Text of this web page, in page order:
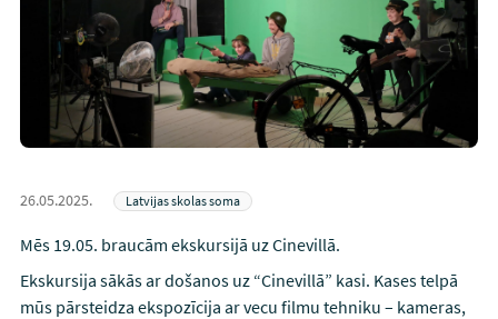
26.05.2025. Latvijas skolas soma
Mēs 19.05. braucām ekskursijā uz Cinevillā.
Ekskursija sākās ar došanos uz “Cinevillā” kasi. Kases telpā
mūs pārsteidza ekspozīcija ar vecu filmu tehniku – kameras,